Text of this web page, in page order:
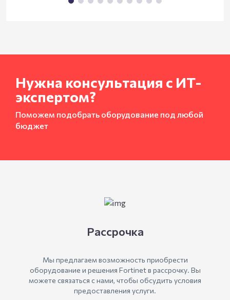
Нужна консультация с ИТ-
экспертом?
Поможем подобрать оборудование под любой
бюджет
Рассрочка
Мы предлагаем возможность приобрести
оборудование и решения Fortinet в рассрочку. Вы
можете связаться с нами, чтобы обсудить условия
предоставления услуги.